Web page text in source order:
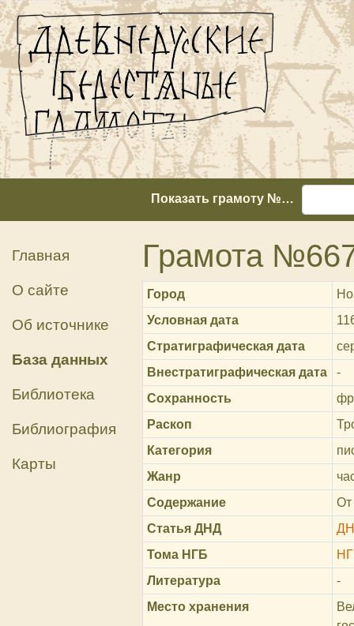
Показать грамоту №…
Главная
О сайте
Об источнике
База данных
Библиотека
Библиография
Карты
Грамота
Город
Условная дата
Стратиграфическая дата
Внестратиграфическая дата
-
Сохранность
Раскоп
Категория
Жанр
Содержание
От
Статья ДНД
Тома НГБ
Литература
-
Место хранения